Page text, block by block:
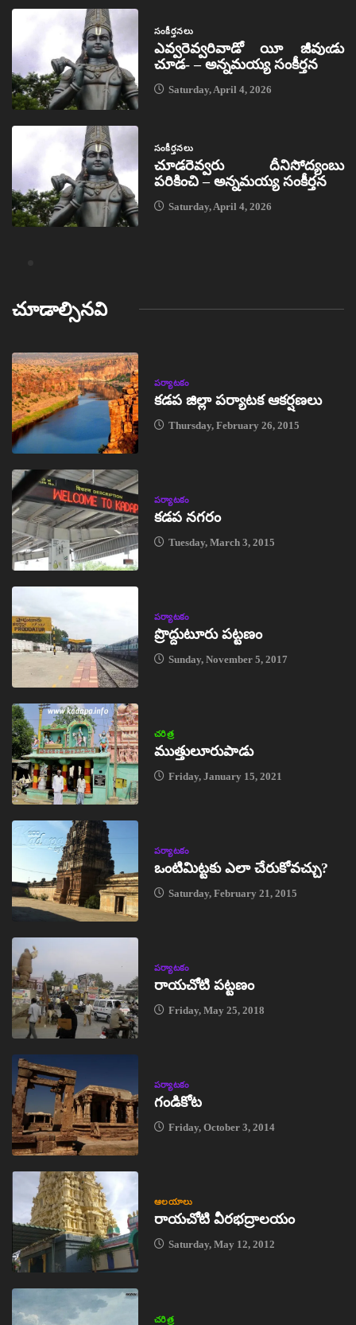
సంకీర్తనలు
ఎవ్వరెవ్వరివాడో యీ జీవుఁడు
చూడ- – అన్నమయ్య సంకీర్తన
Saturday, April 4, 2026
సంకీర్తనలు
చూడరెవ్వరు దీనిసోద్యంబు
పరికించి – అన్నమయ్య సంకీర్తన
Saturday, April 4, 2026
చూడాల్సినవి
పర్యాటకం
కడప జిల్లా పర్యాటక ఆకర్షణలు
Thursday, February 26, 2015
పర్యాటకం
కడప నగరం
Tuesday, March 3, 2015
పర్యాటకం
ప్రొద్దుటూరు పట్టణం
Sunday, November 5, 2017
చరిత్ర
ముత్తులూరుపాడు
Friday, January 15, 2021
పర్యాటకం
ఒంటిమిట్టకు ఎలా చేరుకోవచ్చు?
Saturday, February 21, 2015
పర్యాటకం
రాయచోటి పట్టణం
Friday, May 25, 2018
పర్యాటకం
గండికోట
Friday, October 3, 2014
ఆలయాలు
రాయచోటి వీరభద్రాలయం
Saturday, May 12, 2012
చరిత్ర